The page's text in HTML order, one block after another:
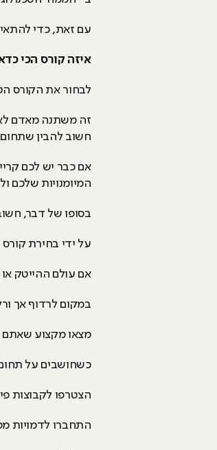
עם זאת, כדי
איזה קורס הכי
לבחור את הקורס
זה משתנה מאדם
חשוב להבין
אם כבר יש לכם
המיומנויות שלכם
בסופו של דבר,
על ידי בחירת
אם עולם ההייטק
במקום לרדוף אך
מצאו מקצוע שאתם
כשחושבים על
הצטרפו לקבוצות
התחברו לדמויות